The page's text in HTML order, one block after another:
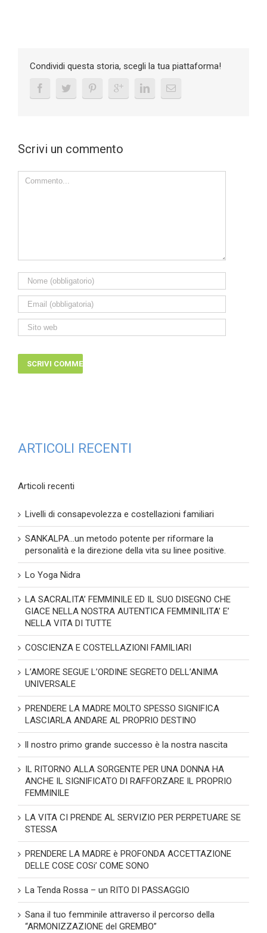
Condividi questa storia, scegli la tua piattaforma!
Scrivi un commento
ARTICOLI RECENTI
Articoli recenti
Livelli di consapevolezza e costellazioni familiari
SANKALPA…un metodo potente per riformare la
personalità e la direzione della vita su linee positive.
Lo Yoga Nidra
LA SACRALITA’ FEMMINILE ED IL SUO DISEGNO CHE
GIACE NELLA NOSTRA AUTENTICA FEMMINILITA’ E’
NELLA VITA DI TUTTE
COSCIENZA E COSTELLAZIONI FAMILIARI
L’AMORE SEGUE L’ORDINE SEGRETO DELL’ANIMA
UNIVERSALE
PRENDERE LA MADRE MOLTO SPESSO SIGNIFICA
LASCIARLA ANDARE AL PROPRIO DESTINO
ll nostro primo grande successo è la nostra nascita
IL RITORNO ALLA SORGENTE PER UNA DONNA HA
ANCHE IL SIGNIFICATO DI RAFFORZARE IL PROPRIO
FEMMINILE
LA VITA CI PRENDE AL SERVIZIO PER PERPETUARE SE
STESSA
PRENDERE LA MADRE è PROFONDA ACCETTAZIONE
DELLE COSE COSi’ COME SONO
La Tenda Rossa – un RITO DI PASSAGGIO
Sana il tuo femminile attraverso il percorso della
“ARMONIZZAZIONE del GREMBO”